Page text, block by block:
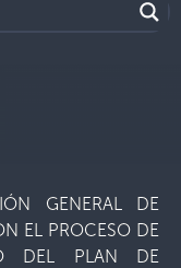
GENERAL DE
EL PROCESO DE
DEL PLAN DE